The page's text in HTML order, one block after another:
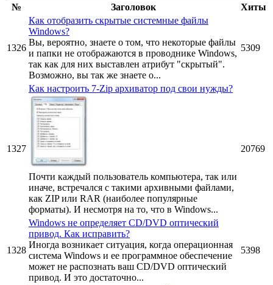
№ Заголовок Хиты
1326
Как отобразить скрытые системные файлы
Windows?
Вы, вероятно, знаете о том, что некоторые файлы
и папки не отображаются в проводнике Windows,
так как для них выставлен атрибут "скрытый".
Возможно, вы так же знаете о...
5309
1327
Как настроить 7-Zip архиватор под свои нужды?
Почти каждый пользователь компьютера, так или
иначе, встречался с такими архивными файлами,
как ZIP или RAR (наиболее популярные
форматы). И несмотря на то, что в Windows...
20769
1328
Windows не определяет CD/DVD оптический
привод. Как исправить?
Иногда возникает ситуация, когда операционная
система Windows и ее программное обеспечение
может не распознать ваш CD/DVD оптический
привод. И это достаточно...
5398